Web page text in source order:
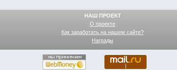
НАШ ПРОЕКТ
О проекте
Как заработать на нашем сайте?
Награды